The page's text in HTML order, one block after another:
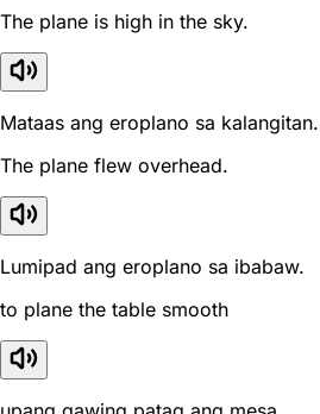
The plane is high in the sky.
Mataas ang eroplano sa kalangitan.
The plane flew overhead.
Lumipad ang eroplano sa ibabaw.
to plane the table smooth